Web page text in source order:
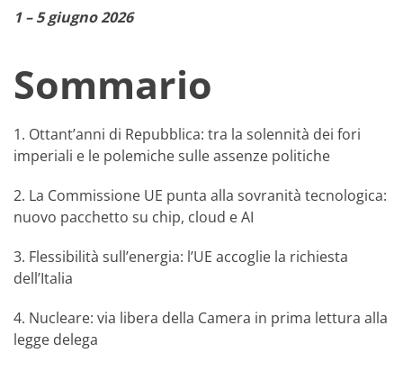
1 – 5 giugno 2026
Sommario
1. Ottant’anni di Repubblica: tra la solennità dei fori
imperiali e le polemiche sulle assenze politiche
2. La Commissione UE punta alla sovranità tecnologica:
nuovo pacchetto su chip, cloud e AI
3. Flessibilità sull’energia: l’UE accoglie la richiesta
dell’Italia
4. Nucleare: via libera della Camera in prima lettura alla
legge delega